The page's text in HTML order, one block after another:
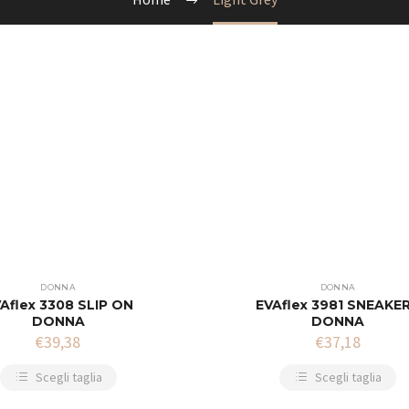
DONNA
3308 SLIP ON
DONNA
€39,38
Scegli taglia
DONNA
EVAflex 3981
DONNA
€37,18
Scegli taglia